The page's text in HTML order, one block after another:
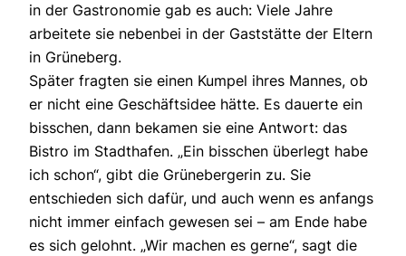
in der Gastronomie gab es auch: Viele Jahre
arbeitete sie nebenbei in der Gaststätte der Eltern
in Grüneberg.
Später fragten sie einen Kumpel ihres Mannes, ob
er nicht eine Geschäftsidee hätte. Es dauerte ein
bisschen, dann bekamen sie eine Antwort: das
Bistro im Stadthafen. „Ein bisschen überlegt habe
ich schon“, gibt die Grünebergerin zu. Sie
entschieden sich dafür, und auch wenn es anfangs
nicht immer einfach gewesen sei – am Ende habe
es sich gelohnt. „Wir machen es gerne“, sagt die